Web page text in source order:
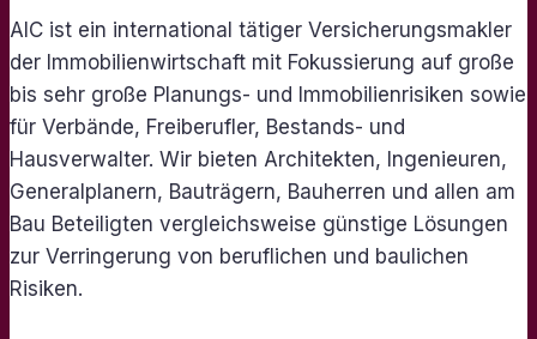
AIC ist ein international tätiger Versicherungsmakler
der Immobilienwirtschaft mit Fokussierung auf große
bis sehr große Planungs- und Immobilienrisiken sowie
für Verbände, Freiberufler, Bestands- und
Hausverwalter. Wir bieten Architekten, Ingenieuren,
Generalplanern, Bauträgern, Bauherren und allen am
Bau Beteiligten vergleichsweise günstige Lösungen
zur Verringerung von beruflichen und baulichen
Risiken.